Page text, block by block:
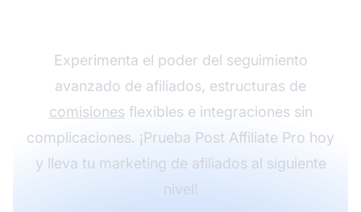
Experimenta el poder del seguimiento
avanzado de afiliados, estructuras de
comisiones flexibles e integraciones sin
complicaciones. ¡Prueba Post Affiliate Pro hoy
y lleva tu marketing de afiliados al siguiente
nivel!